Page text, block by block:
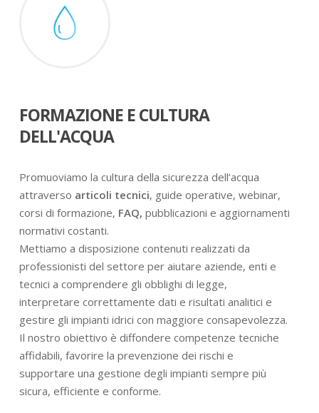
FORMAZIONE E CULTURA
DELL'ACQUA
Promuoviamo la cultura della sicurezza dell’acqua
attraverso articoli tecnici, guide operative, webinar,
corsi di formazione, FAQ, pubblicazioni e aggiornamenti
normativi costanti.
Mettiamo a disposizione contenuti realizzati da
professionisti del settore per aiutare aziende, enti e
tecnici a comprendere gli obblighi di legge,
interpretare correttamente dati e risultati analitici e
gestire gli impianti idrici con maggiore consapevolezza.
Il nostro obiettivo è diffondere competenze tecniche
affidabili, favorire la prevenzione dei rischi e
supportare una gestione degli impianti sempre più
sicura, efficiente e conforme.